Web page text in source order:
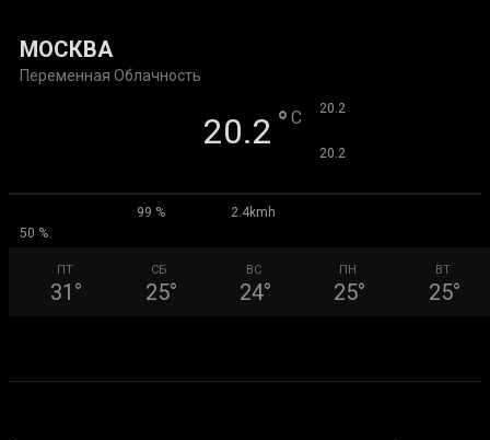
МОСКВА
Переменная Облачность
20.2 ° C 20.2
20.2
99 %
2.4kmh
50 %
ПТ
31 °
СБ
25°
ВС
24°
ПН
25°
ВТ
25°